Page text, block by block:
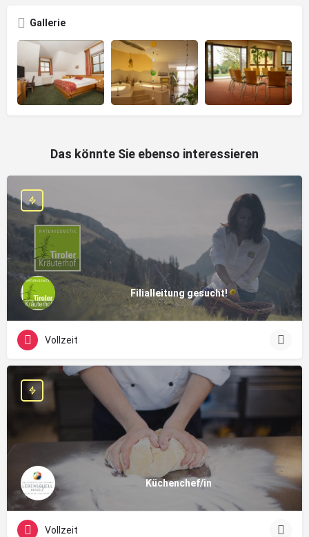
Gallerie
Das könnte Sie ebenso interessieren
Filialleitung gesucht!
Vollzeit
Küchenchef/in
Vollzeit